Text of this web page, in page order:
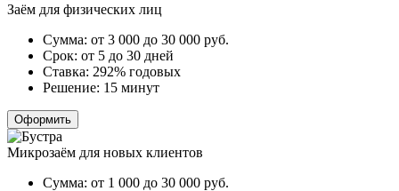
Заём для физических лиц
Сумма: от 3 000 до 30 000 руб.
Срок: от 5 до 30 дней
Ставка: 292% годовых
Решение: 15 минут
Оформить
Микрозаём для новых клиентов
Сумма: от 1 000 до 30 000 руб.